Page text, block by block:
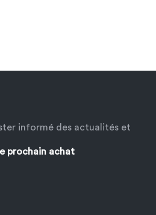
informé des actualités et
prochain achat